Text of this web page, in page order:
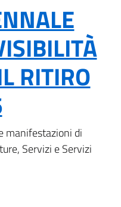
RITIRO
manifestazioni di
Servizi e Servizi